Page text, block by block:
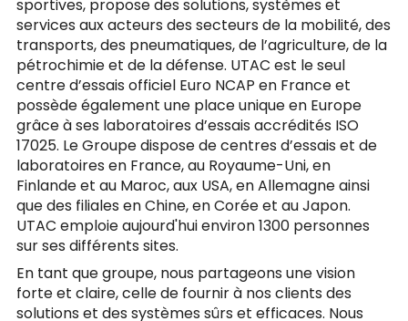
sportives, propose des solutions, systèmes et
services aux acteurs des secteurs de la mobilité, des
transports, des pneumatiques, de l’agriculture, de la
pétrochimie et de la défense. UTAC est le seul
centre d’essais officiel Euro NCAP en France et
possède également une place unique en Europe
grâce à ses laboratoires d’essais accrédités ISO
17025. Le Groupe dispose de centres d’essais et de
laboratoires en France, au Royaume-Uni, en
Finlande et au Maroc, aux USA, en Allemagne ainsi
que des filiales en Chine, en Corée et au Japon.
UTAC emploie aujourd'hui environ 1300 personnes
sur ses différents sites.
En tant que groupe, nous partageons une vision
forte et claire, celle de fournir à nos clients des
solutions et des systèmes sûrs et efficaces. Nous